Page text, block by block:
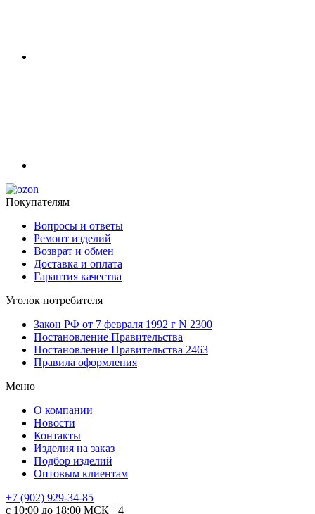
Покупателям
Вопросы и ответы
Ремонт изделий
Возврат и обмен
Доставка и оплата
Гарантия качества
Уголок потребителя
Закон РФ от 7 февраля 1992 г N 2300
Постановление Правительства
Постановление Правительства 2463
Правила оформления
Меню
О компании
Новости
Контакты
Изделия на заказ
Подбор изделий
Оптовым клиентам
+7 (902) 929-34-85
с 10:00 до 18:00 МСК +4